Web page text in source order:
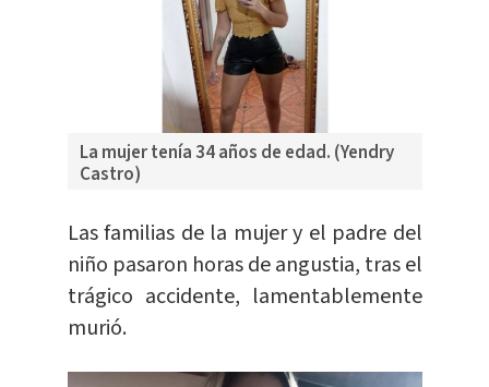
La mujer tenía 34 años de edad. (Yendry
Castro)
Las familias de la mujer y el padre del
niño pasaron horas de angustia, tras el
trágico accidente, lamentablemente
murió.